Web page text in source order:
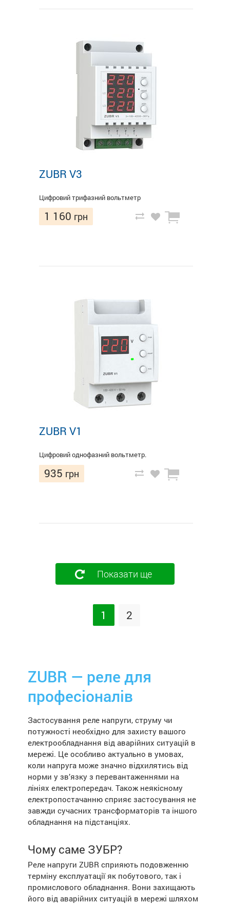
ZUBR V3
Цифровий трифазний вольтметр
1 160 грн
ZUBR V1
Цифровий однофазний вольтметр.
935 грн
Показати ще
1 2
ZUBR — реле для
професіоналів
Застосування реле напруги, струму чи
потужності необхідно для захисту вашого
електрообладнання від аварійних ситуацій в
мережі. Це особливо актуально в умовах,
коли напруга може значно відхилятись від
норми у зв’язку з перевантаженнями на
лініях електропередач. Також неякісному
електропостачанню сприяє застосування не
завжди сучасних трансформаторів та іншого
обладнання на підстанціях.
Чому саме ЗУБР?
Реле напруги ZUBR сприяють подовженню
терміну експлуатації як побутового, так і
промислового обладнання. Вони захищають
його від аварійних ситуацій в мережі шляхом